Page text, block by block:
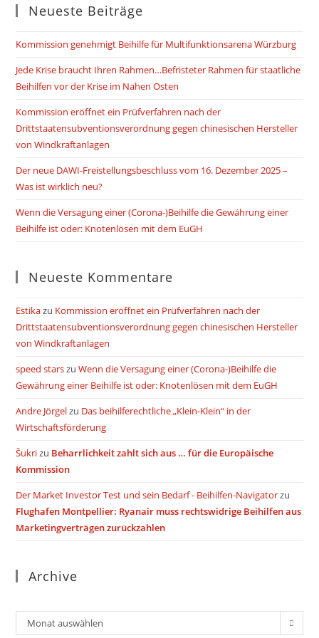
Neueste Beiträge
Kommission genehmigt Beihilfe für Multifunktionsarena Würzburg
Jede Krise braucht Ihren Rahmen…Befristeter Rahmen für staatliche
Beihilfen vor der Krise im Nahen Osten
Kommission eröffnet ein Prüfverfahren nach der
Drittstaatensubventionsverordnung gegen chinesischen Hersteller
von Windkraftanlagen
Der neue DAWI-Freistellungsbeschluss vom 16. Dezember 2025 –
Was ist wirklich neu?
Wenn die Versagung einer (Corona-)Beihilfe die Gewährung einer
Beihilfe ist oder: Knotenlösen mit dem EuGH
Neueste Kommentare
Estikazu Kommission eröffnet ein Prüfverfahren nach der
Drittstaatensubventionsverordnung gegen chinesischen Hersteller
von Windkraftanlagen
speed starszuWenn die Versagung einer (Corona-)Beihilfe die
Gewährung einer Beihilfe ist oder: Knotenlösen mit dem EuGH
Andre Jörgelzu Das beihilferechtliche „Klein-Klein“ in der
Wirtschaftsförderung
Šukrizu Beharrlichkeit zahlt sich aus … für die Europäische
Kommission
Der Market Investor Test und sein Bedarf - Beihilfen-Navigatorzu
Flughafen Montpellier: Ryanair muss rechtswidrige Beihilfen aus
Marketingverträgen zurückzahlen
Archive
Archiv
Monat auswählen